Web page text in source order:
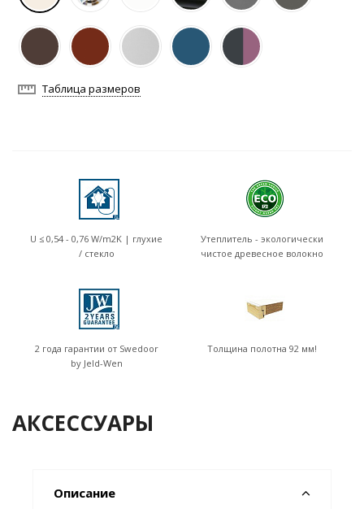
Таблица размеров
U ≤ 0,54 - 0,76 W/m2K | глухие
/ стекло
Утеплитель - экологически
чистое древесное волокно
2 года гарантии от Swedoor
by Jeld-Wen
Толщина полотна 92 мм!
АКСЕССУАРЫ
Описание